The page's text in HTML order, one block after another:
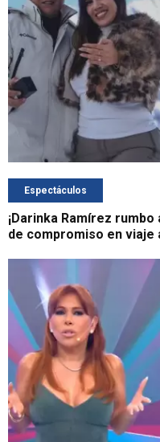
Espectáculos
¡Darinka Ramírez
de compromiso en viaje